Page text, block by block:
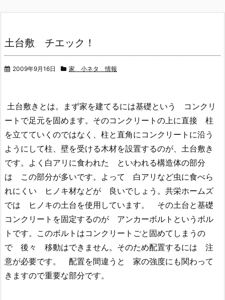
土台敷 チエック！
2009年9月16日 家 小ネタ 情報
土台敷きとは。まず家を建てるには基礎という コンクリ
ートで足元を固めます。そのコンクリートの上に直接 柱
を立てていくのではなく、柱と直角にコンクリートに沿う
ようにして柱、壁を受ける木材を設置するのが、土台敷き
です。よく白アリに食われた といわれる構造体の部分
は この部分が多いです。よって 白アリなど虫に食べら
れにくい ヒノキ材などが 良いでしょう。共栄ホームズ
では ヒノキの土台を使用しています。 その土台と基礎
コンクリートを固定するのが アンカーボルトというボル
トです。このボルトはコンクリートごと固めてしまうの
で 後々 移動はできません。そのため配置するには 注
意が必要です。 配置を間違うと 家の強度にも関わって
きますので重要な部分です。